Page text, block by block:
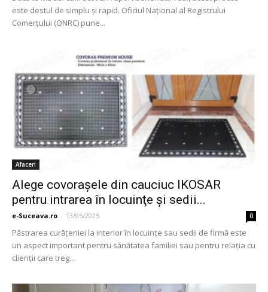
este destul de simplu și rapid. Oficiul Național al Registrului
Comerțului (ONRC) pune...
Afaceri
Alege covoraşele din cauciuc IKOSAR
pentru intrarea în locuinţe şi sedii...
e-Suceava.ro - 13/05/2025 0
Păstrarea curăţeniei la interior în locuinţe sau sedii de firmă este
un aspect important pentru sănătatea familiei sau pentru relaţia cu
clienţii care treg...